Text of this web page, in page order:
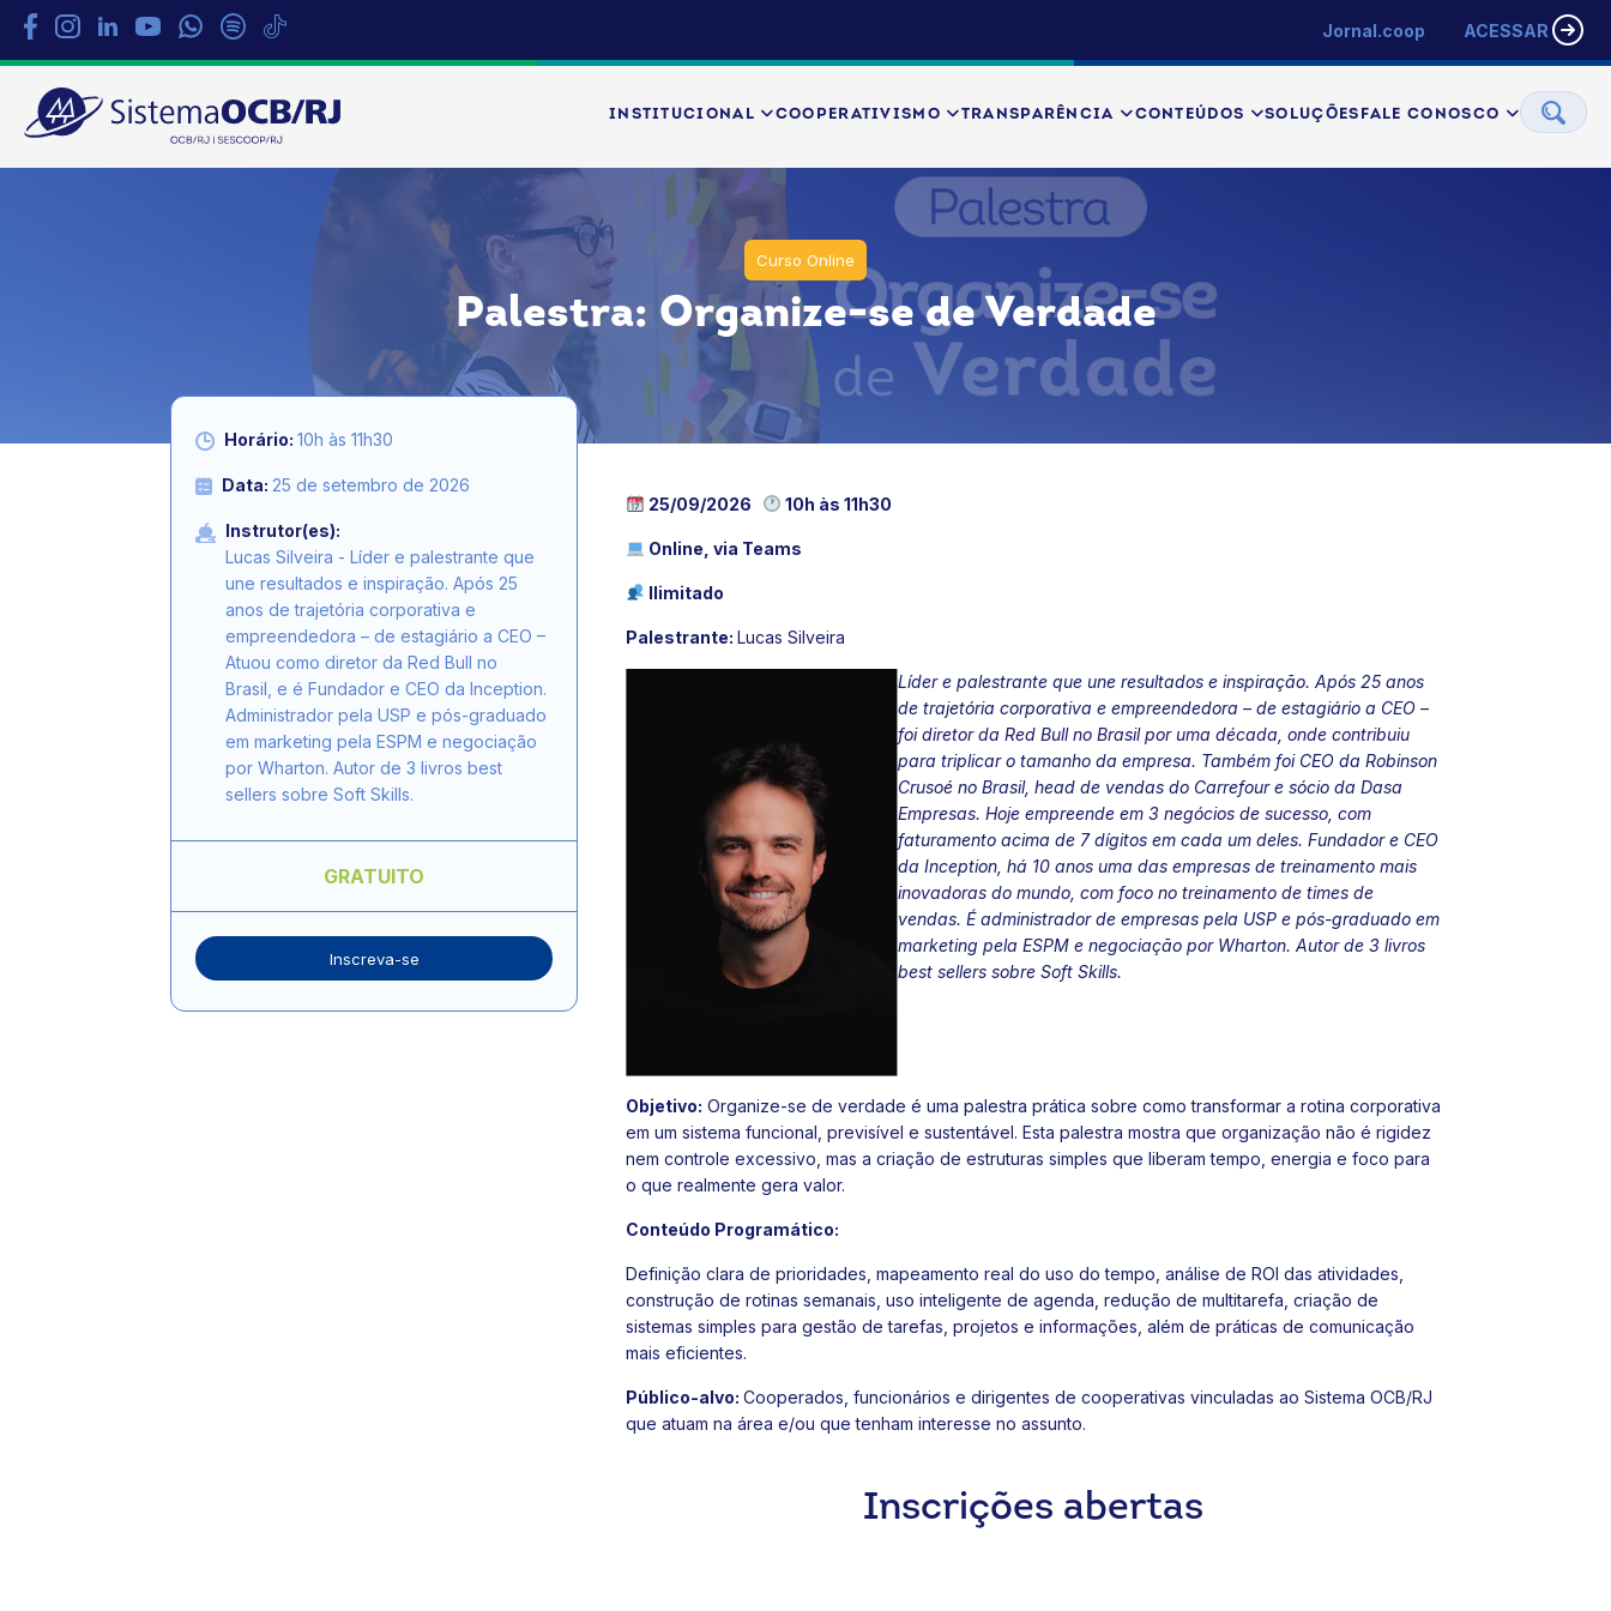
Jornal.coop ACESSAR
Sistema
INSTITUCIONAL COOPERATIVISMO TRANSPARÊNCIA CONTEÚDOS SOLUÇÕES FALE CONOSCO
Curso Online
Palestra: Organize-se de Verdade
Horário: 10h às 11h30
Data: 25 de setembro de 2026
Instrutor(es):
Lucas Silveira - Líder e palestrante que
une resultados e inspiração. Após 25
anos de trajetória corporativa e
empreendedora – de estagiário a CEO –
Atuou como diretor da Red Bull no
Brasil, e é Fundador e CEO da Inception.
Administrador pela USP e pós-graduado
em marketing pela ESPM e negociação
por Wharton. Autor de 3 livros best
sellers sobre Soft Skills.
GRATUITO
Inscreva-se
25/09/2026 10h às 11h30
Online, via Teams
Ilimitado
Palestrante: Lucas Silveira
Líder e palestrante que une resultados e inspiração. Após 25 anos
de trajetória corporativa e empreendedora – de estagiário a CEO –
foi diretor da Red Bull no Brasil por uma década, onde contribuiu
para triplicar o tamanho da empresa. Também foi CEO da Robinson
Crusoé no Brasil, head de vendas do Carrefour e sócio da Dasa
Empresas. Hoje empreende em 3 negócios de sucesso, com
faturamento acima de 7 dígitos em cada um deles. Fundador e CEO
da Inception, há 10 anos uma das empresas de treinamento mais
inovadoras do mundo, com foco no treinamento de times de
vendas. É administrador de empresas pela USP e pós-graduado em
marketing pela ESPM e negociação por Wharton. Autor de 3 livros
best sellers sobre Soft Skills.
Objetivo: Organize-se de verdade é uma palestra prática sobre como transformar a rotina corporativa
em um sistema funcional, previsível e sustentável. Esta palestra mostra que organização não é rigidez
nem controle excessivo, mas a criação de estruturas simples que liberam tempo, energia e foco para
o que realmente gera valor.
Conteúdo Programático:
Definição clara de prioridades, mapeamento real do uso do tempo, análise de ROI das atividades,
construção de rotinas semanais, uso inteligente de agenda, redução de multitarefa, criação de
sistemas simples para gestão de tarefas, projetos e informações, além de práticas de comunicação
mais eficientes.
Público-alvo: Cooperados, funcionários e dirigentes de cooperativas vinculadas ao Sistema OCB/RJ
que atuam na área e/ou que tenham interesse no assunto.
Inscrições abertas